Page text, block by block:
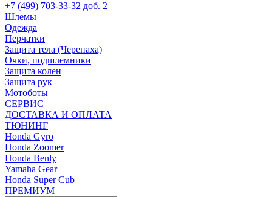
+7 (499) 703-33-32 доб. 2
Шлемы
Одежда
Перчатки
Защита тела (Черепаха)
Очки, подшлемники
Защита колен
Защита рук
Мотоботы
СЕРВИС
ДОСТАВКА И ОПЛАТА
ТЮНИНГ
Honda Gyro
Honda Zoomer
Honda Benly
Yamaha Gear
Honda Super Cub
ПРЕМИУМ